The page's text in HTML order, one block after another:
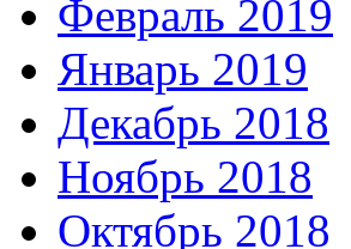
Февраль 2019
Январь 2019
Декабрь 2018
Ноябрь 2018
Октябрь 2018